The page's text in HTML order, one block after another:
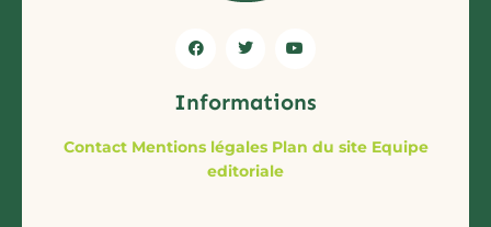
Informations
Contact Mentions légales Plan du site Equipe
editoriale